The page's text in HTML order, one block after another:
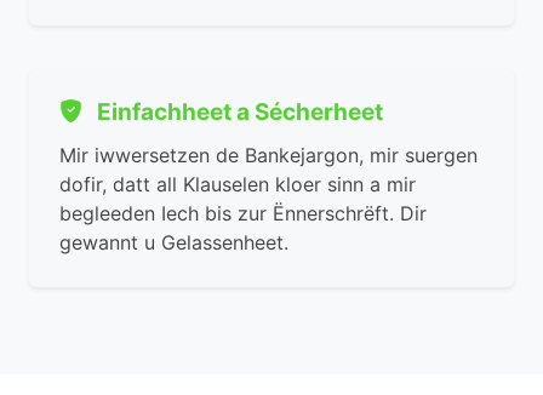
Einfachheet a Sécherheet
Mir iwwersetzen de Bankejargon, mir suergen
dofir, datt all Klauselen kloer sinn a mir
begleeden Iech bis zur Ënnerschrëft. Dir
gewannt u Gelassenheet.